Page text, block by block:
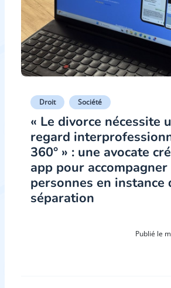
Droit Société
« Le divorce nécessite
regard
360° » : une avocate
app pour accompagner
personnes en instance
séparation
Publié le